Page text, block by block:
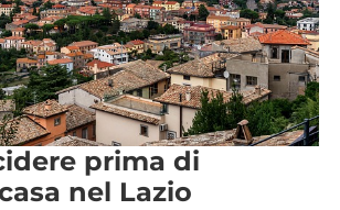
prima di
nel Lazio